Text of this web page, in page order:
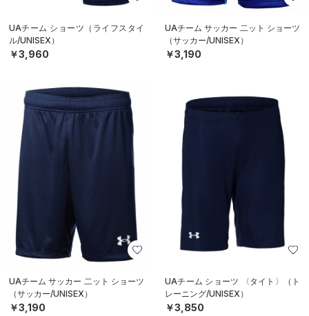
UAチーム ショーツ（ライフスタイ
ル/UNISEX）
￥3,960
UAチーム サッカー 二ット ショーツ
（サッカー/UNISEX）
￥3,190
UAチーム サッカー 二ット ショーツ
（サッカー/UNISEX）
￥3,190
UAチーム ショーツ 〈タイト〉（ト
レーニング/UNISEX）
￥3,850